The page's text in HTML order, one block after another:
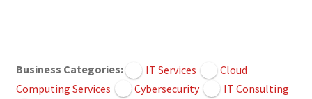
Privacy Policy
Business Categories: IT Services
Cloud
Computing Services
Cybersecurity
IT Consulting